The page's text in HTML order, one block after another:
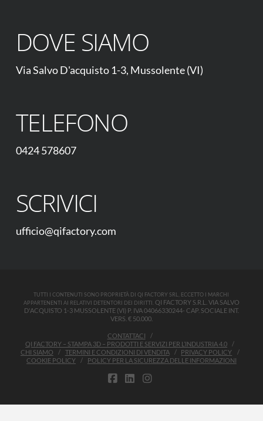
DOVE SIAMO
Via Salvo D'acquisto 1-3, Mussolente (VI)
TELEFONO
0424 578607
SCRIVICI
ufficio@qifactory.com
TUTTI I CONTENUTI SONO PROPRIETÀ DI QI FACTORY SRL, ECCETTO I MARCHI
APPARTENENTI AI RELATIVI DETENTORI DEI DIRITTI. QI FACTORY S.R.L. VIA SALVO
D'ACQUISTO 1-3 MUSSOLENTE (VI) P. IVA 04066330244- CAP. SOCIALE INT.
VERS. € 50.000.
CONTATTACI
QI FACTORY – STAMPA 3D – PRODOTTI E SERVIZI PER L’INDUSTRIA 4.0
CHI SIAMO
TERMINI E CONDIZIONI DI VENDITA
PRIVACY POLICY
COOKIE POLICY
POLICY PER LA SICUREZZA DELLE INFORMAZIONI